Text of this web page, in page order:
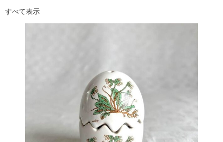
すべて表示